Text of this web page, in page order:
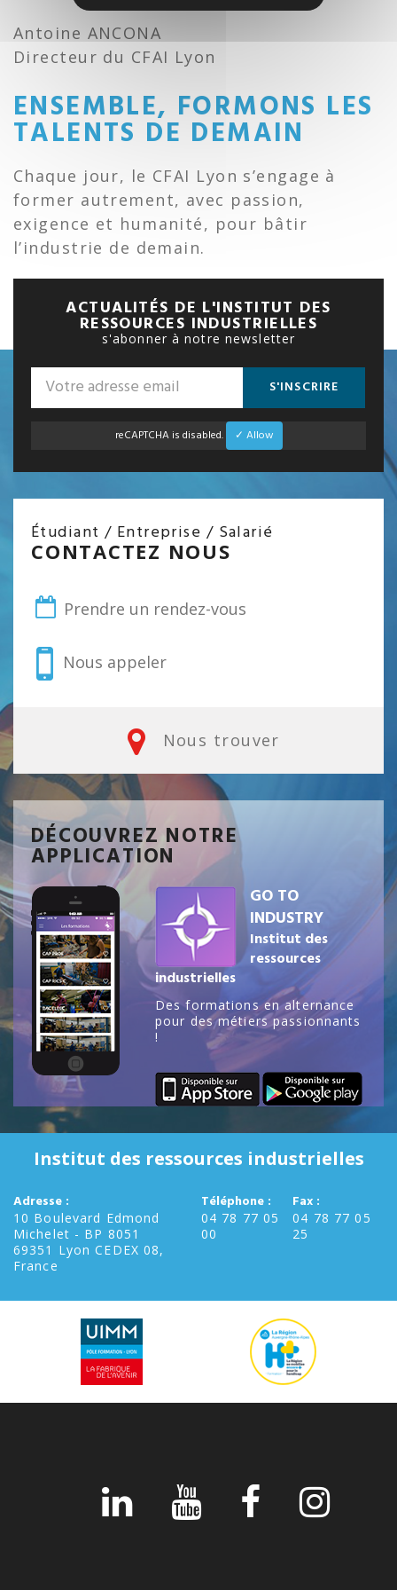
Antoine ANCONA
Directeur du CFAI Lyon
ENSEMBLE, FORMONS LES
TALENTS DE DEMAIN
Chaque jour, le CFAI Lyon s’engage à
former autrement, avec passion,
exigence et humanité, pour bâtir
l’industrie de demain.
ACTUALITÉS DE L'INSTITUT DES
RESSOURCES INDUSTRIELLES
s'abonner à notre newsletter
S'INSCRIRE
reCAPTCHA is disabled. ✓ Allow
Étudiant / Entreprise / Salarié
CONTACTEZ NOUS
Prendre un rendez-vous
Nous appeler
Nous trouver
DÉCOUVREZ NOTRE
APPLICATION
GO TO
INDUSTRY
Institut des
ressources
industrielles
Des formations en alternance
pour des métiers passionnants
!
Institut des ressources industrielles
Adresse :
10 Boulevard Edmond
Michelet - BP 8051
69351 Lyon CEDEX 08,
France
Téléphone :
04 78 77 05
00
Fax :
04 78 77 05
25